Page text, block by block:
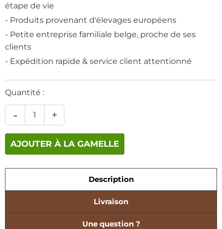
étape de vie
- Produits provenant d'élevages européens
- Petite entreprise familiale belge, proche de ses
clients
- Expédition rapide & service client attentionné
Quantité :
+
-
AJOUTER À LA GAMELLE
Description
Livraison
Une question ?